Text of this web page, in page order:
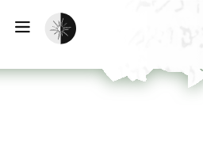
הפעלת מצב כהה